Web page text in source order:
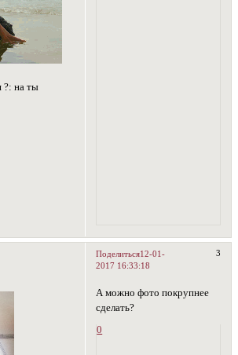
?: на ты
Поделиться 3
12-01-
2017 16:33:18
А можно фото покрупнее
сделать?
0